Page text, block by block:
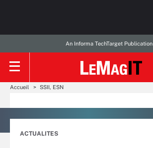
An Informa TechTarget Publication
Accueil SSII, ESN
ACTUALITES